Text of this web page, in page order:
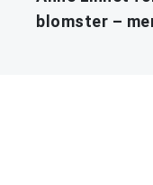
blomster –